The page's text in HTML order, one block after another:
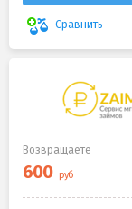
Сравнить
Возвращаете